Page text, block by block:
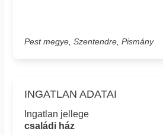
Pest megye, Szentendre, Pismány
INGATLAN ADATAI
Ingatlan jellege
családi ház